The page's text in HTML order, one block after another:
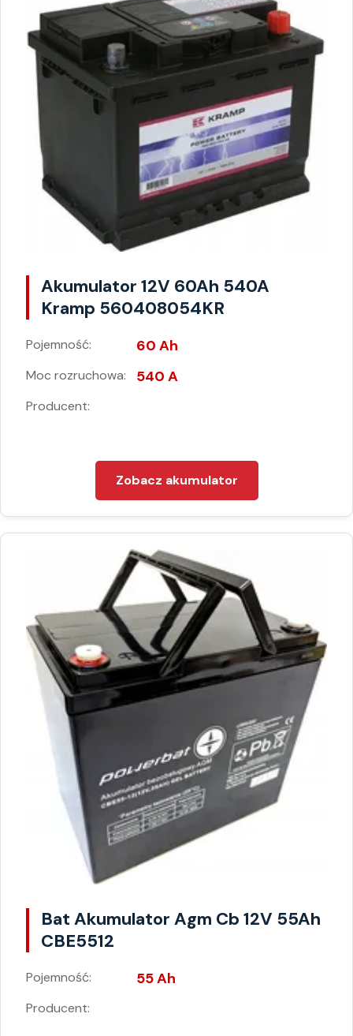
Akumulator 12V 60Ah 540A
Kramp 560408054KR
Pojemność: 60 Ah
Moc rozruchowa: 540 A
Producent:
Zobacz akumulator
Bat Akumulator Agm Cb 12V 55Ah
CBE5512
Pojemność: 55 Ah
Producent: